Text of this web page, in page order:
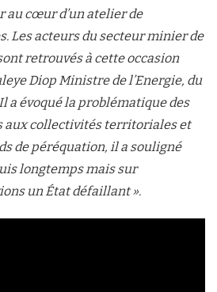
au cœur d’un atelier de
Les acteurs du secteur minier de
retrouvés à cette occasion
Diop Ministre de l’Energie, du
a évoqué la problématique des
aux collectivités territoriales et
de péréquation, il a souligné
longtemps mais sur
un État défaillant ».